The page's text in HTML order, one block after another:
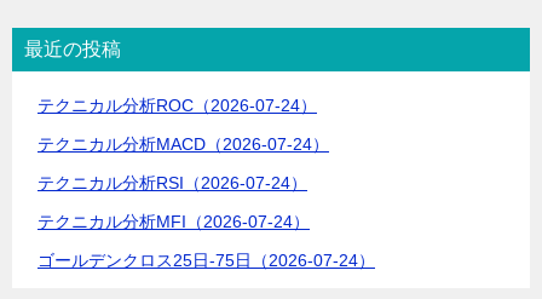
シ
ョ
最近の投稿
テクニカル分析ROC（2026-07-24）
テクニカル分析MACD（2026-07-24）
テクニカル分析RSI（2026-07-24）
テクニカル分析MFI（2026-07-24）
ゴールデンクロス25日-75日（2026-07-24）